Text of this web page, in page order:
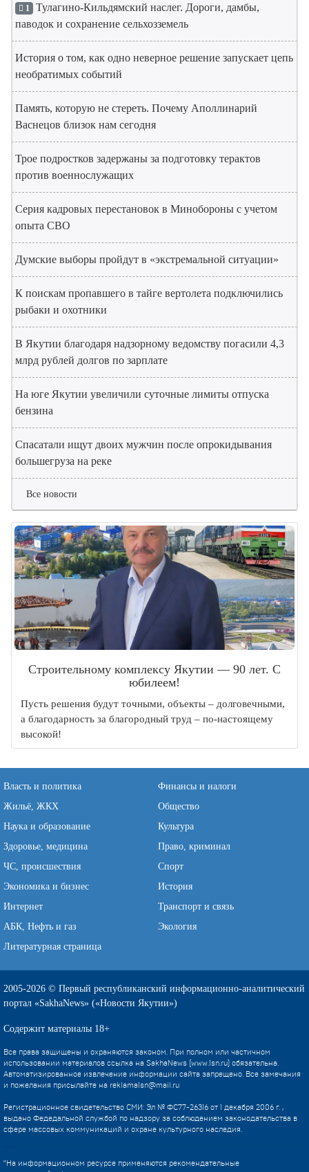
1 Тулагино-Кильдямский наслег. Дороги, дамбы,
паводок и сохранение сельхозземель
История о том, как одно неверное решение запускает цепь
необратимых событий
Память, которую не стереть. Почему Аполлинарий
Васнецов близок нам сегодня
Трое подростков задержаны за подготовку терактов
против военнослужащих
Серия кадровых перестановок в Минобороны с учетом
опыта СВО
Думские выборы пройдут в «экстремальной ситуации»
К поискам пропавшего в тайге вертолета подключились
рыбаки и охотники
В Якутии благодаря надзорному ведомству погасили 4,3
млрд рублей долгов по зарплате
На юге Якутии увеличили суточные лимиты отпуска
бензина
Спасатали ищут двоих мужчин после опрокидывания
большегруза на реке
Все новости
Строительному комплексу Якутии — 90 лет. С
юбилеем!
Пусть решения будут точными, объекты – долговечными,
а благодарность за благородный труд – по-настоящему
высокой!
Власть и политика
Финансы и налоги
Жильё, ЖКХ
Общество
Наука и образование
Культура
Здоровье, медицина
Право, криминал
ЧС, происшествия
Спорт
Экономика и бизнес
История
Интернет
Транспорт и связь
АБК, Нефть и газ
Экология
Литературная страница
2005-2026 © Первый республиканский информационно-аналитический
портал «SakhaNews» («Новости Якутии»)
Содержит материалы 18+
Все права защищены и охраняются законом. При полном или частичном
использовании материалов ссылка на SakhaNews (www.1sn.ru) обязательна.
Автоматизированное извлечение информации сайта запрещено. Все замечания
и пожелания присылайте на reklama1sn@mail.ru
Регистрационное свидетельство СМИ: Эл № ФС77-26316 от 1 декабря 2006 г. ,
выдано Федедальной службой по надзору за соблюдением законодательства в
сфере массовых коммуникаций и охране культурного наследия.
"На информационном ресурсе применяются рекомендательные